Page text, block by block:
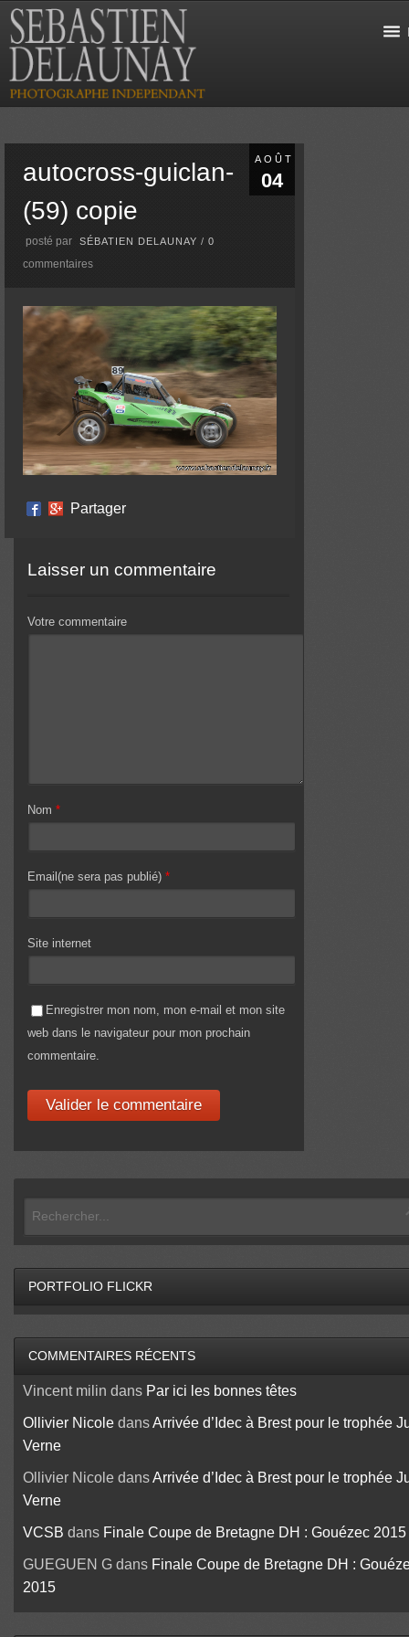
AOÛT
04
autocross-guiclan-
(59) copie
posté par SÉBATIEN DELAUNAY /0
commentaires
Partager
Laisser un commentaire
Votre commentaire
Nom *
Email(ne sera pas publié) *
Site internet
Enregistrer mon nom, mon e-mail et mon site
web dans le navigateur pour mon prochain
commentaire.
PORTFOLIO FLICKR
COMMENTAIRES RÉCENTS
Vincent milin dans Par ici les bonnes têtes
Ollivier NicoledansArrivée d’Idec à Brest pour le trophée
Verne
Ollivier NicoledansArrivée d’Idec à Brest pour le trophée
Verne
VCSB dans Finale Coupe de Bretagne DH : Gouézec 2015
GUEGUEN Gdans Finale Coupe de Bretagne DH :
2015